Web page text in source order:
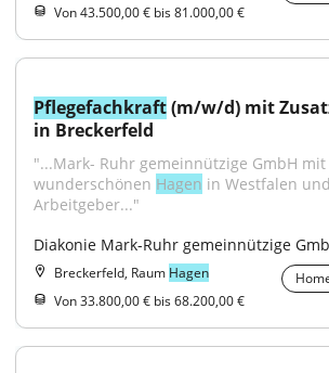
Von 43.500,00 € bis 81.000,00 €
Pflegefachkraft (m/w/d) mit
in Breckerfeld
"...Mark- Ruhr gemeinnützige GmbH mit
wunderschönen Hagen in Westfalen
Arbeitgeber..."
Diakonie Mark-Ruhr gemeinnützige
Breckerfeld, Raum Hagen
Von 33.800,00 € bis 68.200,00 €